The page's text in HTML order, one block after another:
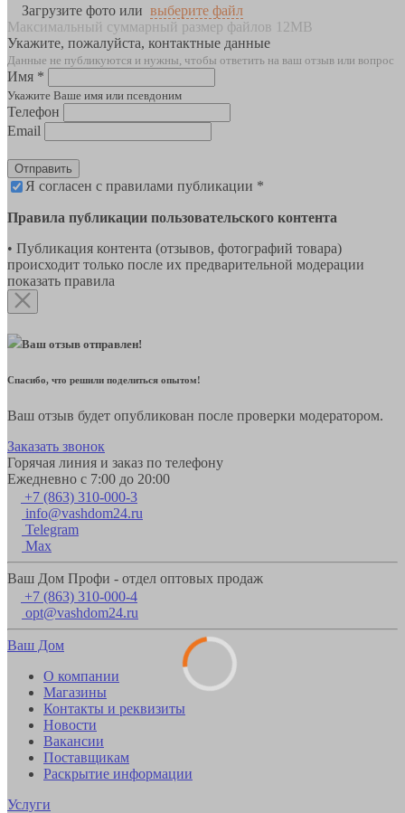
Загрузите фото или выберите файл
Максимальный суммарный размер файлов 12MB
Укажите, пожалуйста, контактные данные
Данные не публикуются и нужны, чтобы ответить на ваш отзыв или вопрос
Имя *
Укажите Ваше имя или псевдоним
Телефон
Email
Отправить
Я согласен с правилами публикации *
Правила публикации пользовательского контента
• Публикация контента (отзывов, фотографий товара)
происходит только после их предварительной модерации
показать правила
Ваш отзыв отправлен!
Спасибо, что решили поделиться опытом!
Ваш отзыв будет опубликован после проверки модератором.
Заказать звонок
Горячая линия и заказ по телефону
Ежедневно с 7:00 до 20:00
+7 (863) 310-000-3
info@vashdom24.ru
Telegram
Max
Ваш Дом Профи - отдел оптовых продаж
+7 (863) 310-000-4
opt@vashdom24.ru
Ваш Дом
О компании
Магазины
Контакты и реквизиты
Новости
Вакансии
Поставщикам
Раскрытие информации
Услуги